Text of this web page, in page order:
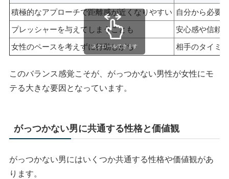
積極的なアプローチで距離感が近くなりやすい 自分から必要
プレッシャーを与えてしまうことも
安心感や信頼
女性のペースを考えずに行動しがち
相手のタイミ
スクロールできます
このバランス感覚こそが、がっつかない男性が女性にモ
テる大きな要因となっています。
がっつかない男に共通する性格と価値観
がっつかない男にはいくつか共通する性格や価値観があ
ります。